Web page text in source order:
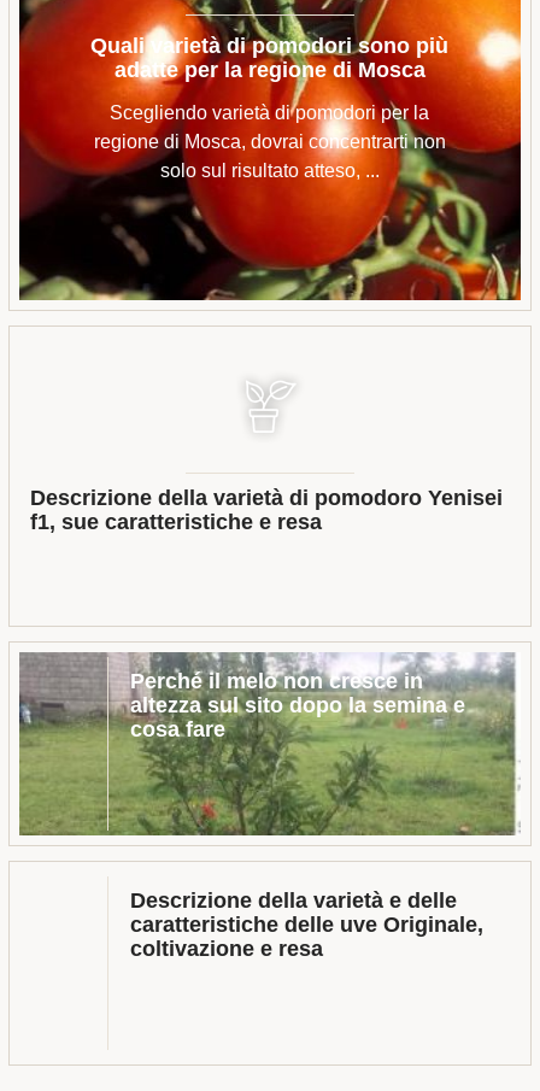
Quali varietà di pomodori sono più
adatte per la regione di Mosca
Scegliendo varietà di pomodori per la
regione di Mosca, dovrai concentrarti non
solo sul risultato atteso, ...
Descrizione della varietà di pomodoro Yenisei
f1, sue caratteristiche e resa
Perché il melo non cresce in
altezza sul sito dopo la semina e
cosa fare
Descrizione della varietà e delle
caratteristiche delle uve Originale,
coltivazione e resa